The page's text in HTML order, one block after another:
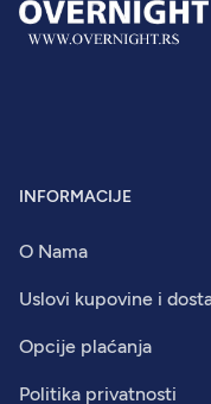
INFORMACIJE
O Nama
Uslovi kupovine i
Opcije plaćanja
Politika privatnosti